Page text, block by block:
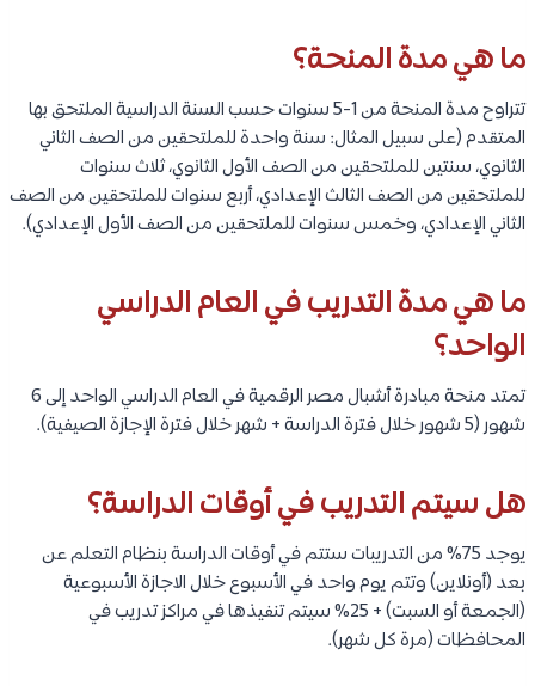
ما هي مدة المنحة؟
تتراوح مدة المنحة من 1-5 سنوات حسب السنة الدراسية الملتحق بها
المتقدم (على سبيل المثال: سنة واحدة للملتحقين من الصف الثاني
الثانوي، سنتين للملتحقين من الصف الأول الثانوي، ثلاث سنوات
للملتحقين من الصف الثالث الإعدادي، أربع سنوات للملتحقين من الصف
الثاني الإعدادي، وخمس سنوات للملتحقين من الصف الأول الإعدادي).
ما هي مدة التدريب في العام الدراسي
الواحد؟
تمتد منحة مبادرة أشبال مصر الرقمية في العام الدراسي الواحد إلى 6
شهور (5 شهور خلال فترة الدراسة + شهر خلال فترة الإجازة الصيفية).
هل سيتم التدريب في أوقات الدراسة؟
يوجد 75% من التدريبات ستتم في أوقات الدراسة بنظام التعلم عن
بعد (أونلاين) وتتم يوم واحد في الأسبوع خلال الاجازة الأسبوعية
(الجمعة أو السبت) + 25% سيتم تنفيذها في مراكز تدريب في
المحافظات (مرة كل شهر).